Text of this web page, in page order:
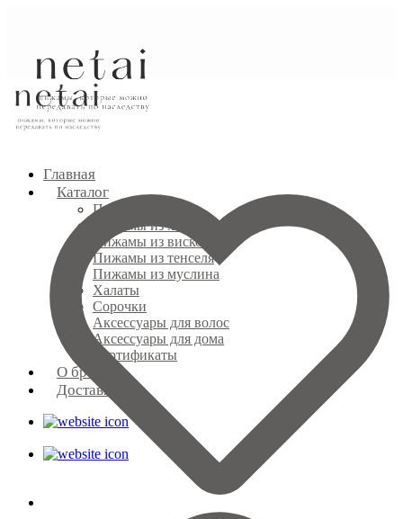
Главная
Каталог
Показать всё
Пижамы из хлопка
Пижамы из вискозы
Пижамы из тенселя
Пижамы из муслина
Халаты
Сорочки
Аксессуары для волос
Аксессуары для дома
Сертификаты
О бренде
Доставка